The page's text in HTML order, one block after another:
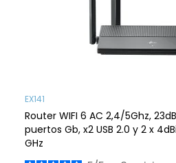
EX141
Router WIFI 6 AC 2,4/5Ghz,
puertos Gb, x2 USB 2.0 y 2 x
GHz